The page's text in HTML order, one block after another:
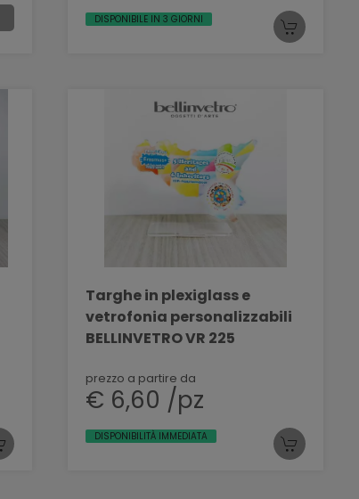
DISPONIBILE IN 3 GIORNI
Targhe in plexiglass e
vetrofonia personalizzabili
BELLINVETRO VR 225
prezzo a partire da
€ 6,60 /pz
DISPONIBILITÀ IMMEDIATA